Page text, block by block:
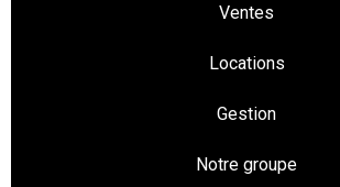
Ventes
Locations
Gestion
Notre groupe